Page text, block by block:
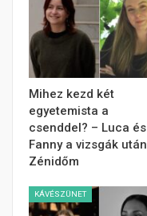
Mihez kezd két
egyetemista a
csenddel? – Luca és
Fanny a vizsgák után |
Zénidőm
KÁVÉSZÜNET